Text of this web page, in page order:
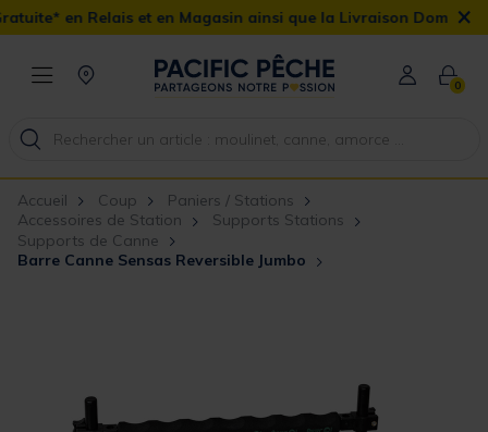
et en Magasin ainsi que la Livraison Domicile offerte dès 90€
×
0
Accueil Coup
Paniers / Stations
Accessoires de Station
Supports Stations
Supports de Canne
Barre Canne Sensas Reversible Jumbo